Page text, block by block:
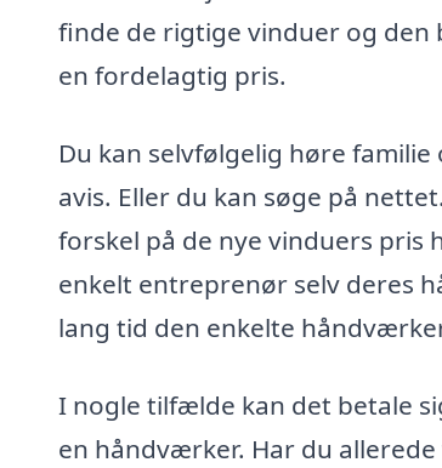
finde de rigtige vinduer og
en fordelagtig pris.
Du kan selvfølgelig høre
avis. Eller du kan søge på
forskel på de nye vinduers pris
enkelt entreprenør selv deres
lang tid den enkelte
I nogle tilfælde kan det betale
en håndværker. Har du